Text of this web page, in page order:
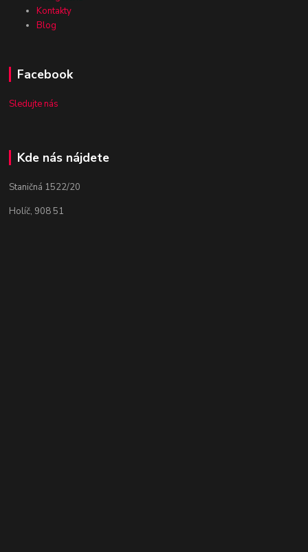
Kontakty
Blog
Facebook
Sledujte nás
Kde nás nájdete
Staničná 1522/20
Holíč, 908 51